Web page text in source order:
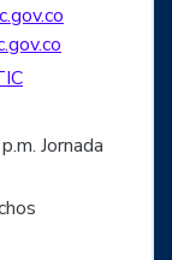
Jornada